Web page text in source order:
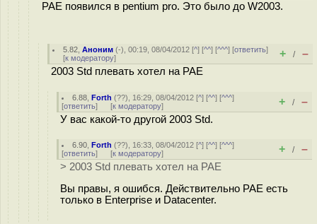
PAE появился в pentium pro. Это было до W2003.
5.82 ,Аноним (-), 00:19, 08/04/2012 [^] [^^] [^^^] [ответить]
[к модератору] + / –
2003 Std плевать хотел на PAE
6.88 ,Forth (??), 16:29, 08/04/2012 [^] [^^] [^^^]
[ответить] [к модератору] + / –
У вас какой-то другой 2003 Std.
6.90 ,Forth (??), 16:33, 08/04/2012 [^] [^^] [^^^]
[ответить] [к модератору] + / –
> 2003 Std плевать хотел на PAE
Вы правы, я ошибся. Действительно PAE есть
только в Enterprise и Datacenter.